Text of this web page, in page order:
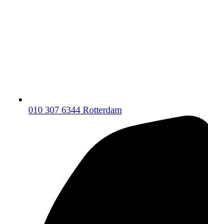
010 307 6344 Rotterdam